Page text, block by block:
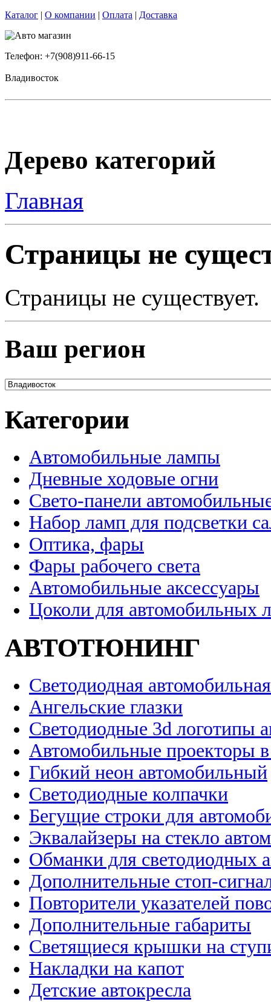
Каталог | О компании | Оплата | Доставка
Телефон: +7(908)911-66-15
Владивосток
Дерево категорий
Главная
Страницы не
Страницы не существует.
Ваш регион
Категории
Автомобильные лампы
Дневные ходовые огни
Свето-панели
Набор ламп для подсветки
Оптика, фары
Фары рабочего света
Автомобильные аксессуары
Цоколи для автомобильных
АВТОТЮНИНГ
Светодиодная
Ангельские глазки
Светодиодные 3d логотипы
Автомобильные проекторы
Гибкий неон автомобильный
Светодиодные колпачки
Бегущие строки для
Эквалайзеры на стекло
Обманки для светодиодных
Дополнительные стоп-
Повторители указателей
Дополнительные габариты
Светящиеся крышки на
Накладки на капот
Детские автокресла